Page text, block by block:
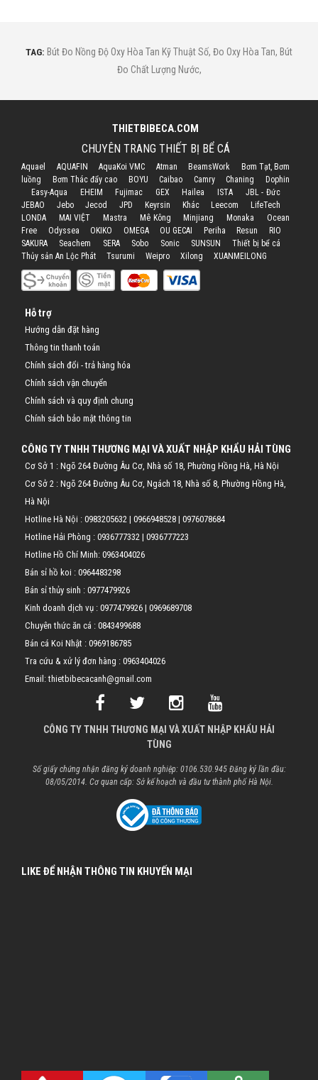
TAG: Bút Đo Nồng Độ Oxy Hòa Tan Kỹ Thuật Số, Đo Oxy Hòa Tan, Bút
Đo Chất Lượng Nước,
THIETBIBECA.COM
CHUYÊN TRANG THIẾT BỊ BỂ CÁ
Aquael AQUAFIN AquaKoi VMC Atman BeamsWork
Bơm Tạt, Bơm
luồng
Bơm Thác đẩy cao BOYU Caibao Camry Chaning
Dophin
Easy-Aqua
EHEIM Fujimac GEX Hailea ISTA
JBL - Đức
JEBAO
Jebo Jecod JPD Keyrsin Khác Leecom
LifeTech
LONDA
MAI VIỆT Mastra Mê Kông Minjiang Monaka
Ocean
Free
Odyssea OKIKO OMEGA OU GECAI Periha Resun
RIO
SAKURA
Seachem SERA Sobo Sonic SUNSUN
Thiết bị bể cá
Thủy sản An Lộc Phát
Tsurumi Weipro Xilong XUANMEILONG
Hỗ trợ
Hướng dẫn đặt hàng
Thông tin thanh toán
Chính sách đổi - trả hàng hóa
Chính sách vận chuyển
Chính sách và quy định chung
Chính sách bảo mật thông tin
CÔNG TY TNHH THƯƠNG MẠI VÀ XUẤT NHẬP KHẨU HẢI TÙNG
Cơ Sở 1 : Ngõ 264 Đường Âu Cơ, Nhà số 18, Phường Hồng Hà, Hà Nội
Cơ Sở 2 : Ngõ 264 Đường Âu Cơ, Ngách 18, Nhà số 8, Phường Hồng Hà,
Hà Nội
Hotline Hà Nội : 0983205632 | 0966948528 | 0976078684
Hotline Hải Phòng : 0936777332 | 0936777223
Hotline Hồ Chí Minh: 0963404026
Bán sỉ hồ koi : 0964483298
Bán sỉ thủy sinh : 0977479926
Kinh doanh dịch vụ : 0977479926 | 0969689708
Chuyên thức ăn cá : 0843499688
Bán cá Koi Nhật : 0969186785
Tra cứu & xử lý đơn hàng : 0963404026
Email: thietbibecacanh@gmail.com
CÔNG TY TNHH THƯƠNG MẠI VÀ XUẤT NHẬP KHẨU HẢI
TÙNG
Số giấy chứng nhận đăng ký doanh nghiệp: 0106.530.945 Đăng ký lần đầu:
08/05/2014. Cơ quan cấp: Sở kế hoạch và đầu tư thành phố Hà Nội.
LIKE ĐỂ NHẬN THÔNG TIN KHUYẾN MẠI